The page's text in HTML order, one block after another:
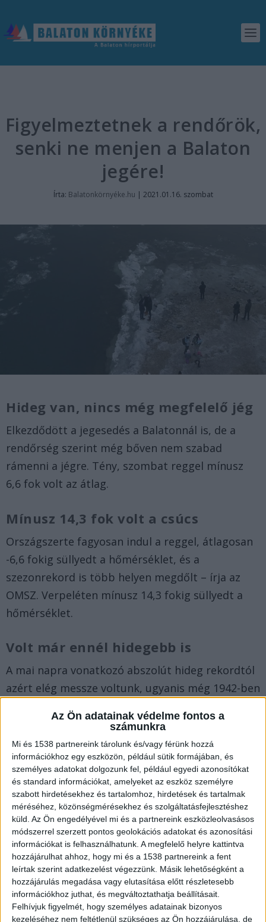
Az Ön adatainak védelme fontos a
számunkra
Mi és 1538 partnereink tárolunk és/vagy férünk hozzá
információkhoz egy eszközön, például sütik formájában, és
személyes adatokat dolgozunk fel, például egyedi azonosítókat
és standard információkat, amelyeket az eszköz személyre
szabott hirdetésekhez és tartalomhoz, hirdetések és tartalmak
méréséhez, közönségmérésekhez és szolgáltatásfejlesztéshez
küld. Az Ön engedélyével mi és a partnereink eszközleolvasásos
módszerrel szerzett pontos geolokációs adatokat és azonosítási
információkat is felhasználhatunk. A megfelelő helyre kattintva
hozzájárulhat ahhoz, hogy mi és a 1538 partnereink a fent
leírtak szerint adatkezelést végezzünk. Másik lehetőségként a
hozzájárulás megadása vagy elutasítása előtt részletesebb
információkhoz juthat, és megváltoztathatja beállításait.
Felhívjuk figyelmét, hogy személyes adatainak bizonyos
kezeléséhez nem feltétlenül szükséges az Ön hozzájárulása, de
Figyelmeztetnek a rendőrök,
senki ne menjen a Balaton
jegére!
Írta: Balatonkörnyéke.hu | 2021.01.16. szombat
Hideg van, nincs még megfelelő jég
Elkezdődött a jegesedés a Balatonnál is, de a
rendőrség szerint még bőven nem szabad
rámenni a jégre. Tény, szombat reggel mínusz
6,6 fok volt az átlag.
Mínusz 14,3 fok volt a csúcs
Országszerte fagyosan indul a reggel, átlagosan
-6,6 fokig süllyedt a hőmérséklet, és a
szezonrekord is több helyen megdőlt – írja az
OMSZ. Verpeléten mínusz 14,3 fokig süllyedt a
hőmérséklet.
Volt már ennél hidegebb is
A mai napra vonatkozó abszolút hideg rekordtól
azért elég messze voltunk, ugyanis még 1942-ben
A rendőrség aggódik.
A rendőrök azt írták, hogy aOrszágos
Meteorológiai Szolgálatgondoskodott róla,
napok óta gyártják a clickbait tartalmakat (nem),
így azt már mindenki tudja, hogy a hétvégén
nagyon hideg lesz. Sokan elővették és
megélezték korcsolyájukat arra számítva, hogy
tavaink, folyóink is befagynak.
Legalább 10 centis jeg kellene